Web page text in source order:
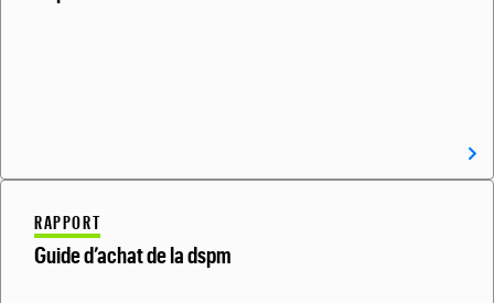
RAPPORT
Guide d’achat de la dspm